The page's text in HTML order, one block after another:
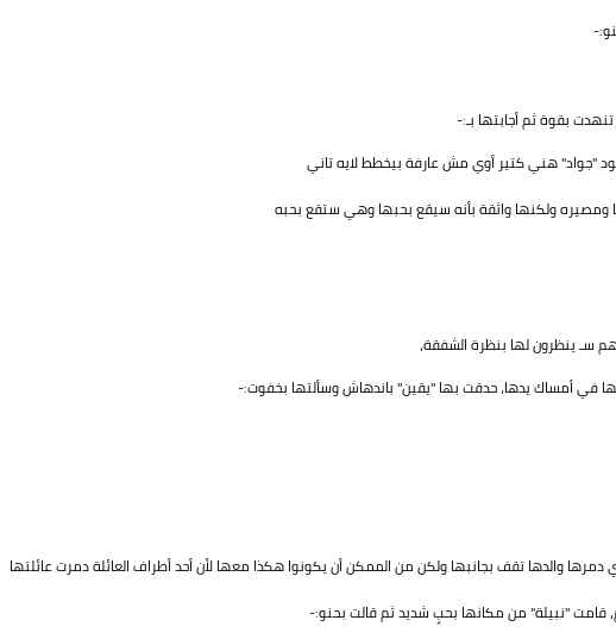
بقوة ثم أجابتها بـ:-
هني كتير أوي مش عارفة بيخطط لايه تاني
ولكنها واثقة بأنه سيقع بحبها وهي ستقع بحبه
سـ ينظرون لها بنظرة الشفقة،
أمساك يدها، حدقت بها "يقين" باندهاش وسألتها بخفوت:-
دمرها والدها تقف بجانبها ولكن من الممكن أن يكونوا هكذا معها لأن أحد أطراف العائلة دمرت عائلتها
"نبيلة" من مكانها بحبٍ شديد ثم قالت بحنو:-